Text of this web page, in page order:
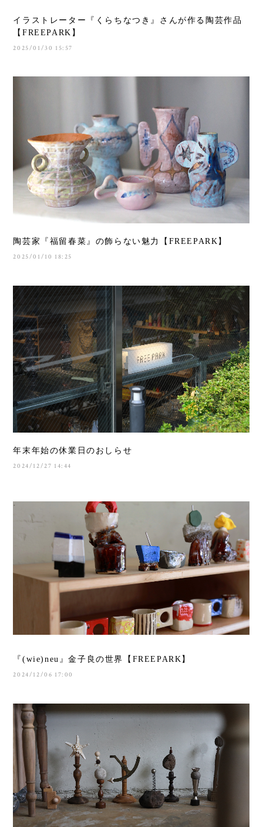
イラストレーター『くらちなつき』さんが作る陶芸作品
【FREEPARK】
2025/01/30 15:57
陶芸家『福留春菜』の飾らない魅力【FREEPARK】
2025/01/10 18:25
年末年始の休業日のおしらせ
2024/12/27 14:44
『(wie)neu』金子良の世界【FREEPARK】
2024/12/06 17:00